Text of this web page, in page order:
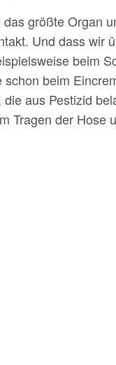
größte Organ
Und dass wir
beim
beim
aus Pestizid
Tragen der Hose